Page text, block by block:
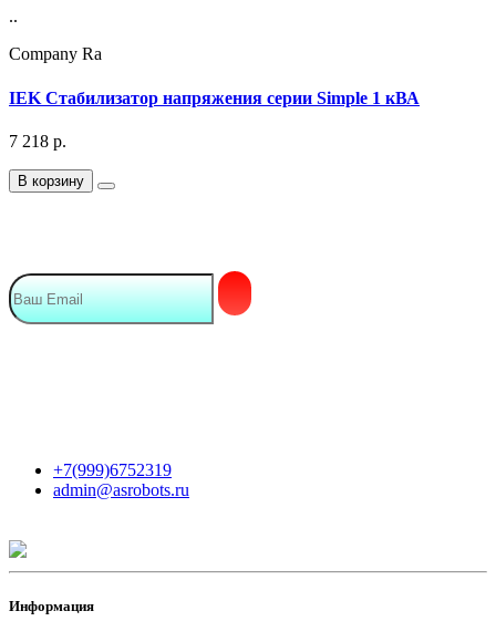
..
Company Ra
IEK Стабилизатор напряжения серии Simple 1 кВА
7 218 р.
В корзину
+7(999)6752319
admin@asrobots.ru
Информация